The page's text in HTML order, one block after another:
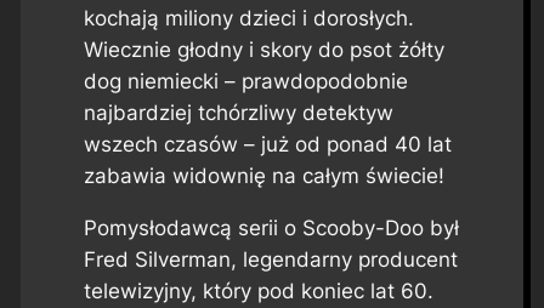
kochają miliony dzieci i dorosłych.
Wiecznie głodny i skory do psot żółty
dog niemiecki – prawdopodobnie
najbardziej tchórzliwy detektyw
wszech czasów – już od ponad 40 lat
zabawia widownię na całym świecie!
Pomysłodawcą serii o Scooby-Doo był
Fred Silverman, legendarny producent
telewizyjny, który pod koniec lat 60.